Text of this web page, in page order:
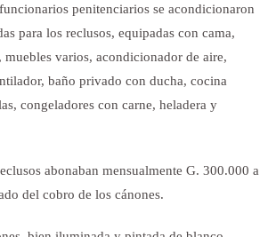
penitenciarios se acondicionaron
para los reclusos, equipadas con cama,
muebles varios, acondicionador de aire,
baño privado con ducha, cocina
congeladores con carne, heladera y
abonaban mensualmente G. 300.000 a
del cobro de los cánones.